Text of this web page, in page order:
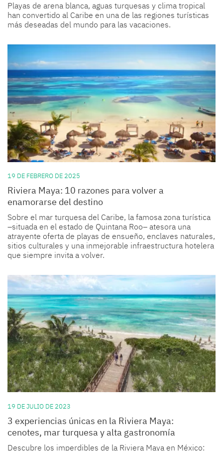
Playas de arena blanca, aguas turquesas y clima tropical
han convertido al Caribe en una de las regiones turísticas
más deseadas del mundo para las vacaciones.
19 DE FEBRERO DE 2025
Riviera Maya: 10 razones para volver a
enamorarse del destino
Sobre el mar turquesa del Caribe, la famosa zona turística
–situada en el estado de Quintana Roo– atesora una
atrayente oferta de playas de ensueño, enclaves naturales,
sitios culturales y una inmejorable infraestructura hotelera
que siempre invita a volver.
19 DE JULIO DE 2023
3 experiencias únicas en la Riviera Maya:
cenotes, mar turquesa y alta gastronomía
Descubre los imperdibles de la Riviera Maya en México: